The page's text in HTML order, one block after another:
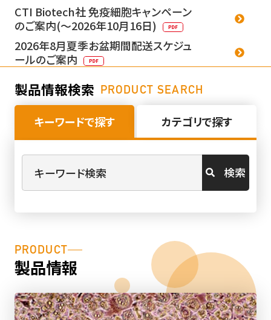
CTI Biotech社 免疫細胞キャンペーン
のご案内(～2026年10月16日)
2026年8月夏季お盆期間配送スケジュ
ールのご案内
製品情報検索 PRODUCT SEARCH
キーワードで探す カテゴリで探す
検索
PRODUCT
製品情報